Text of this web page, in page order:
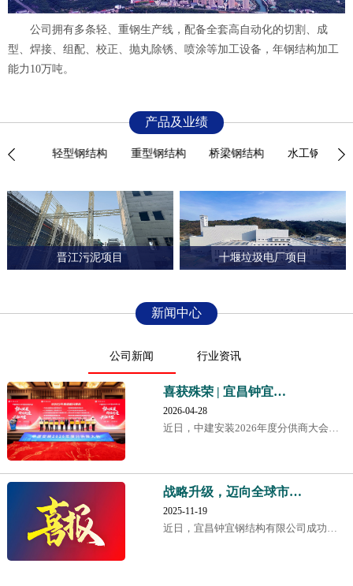
公司拥有多条轻、重钢生产线，配备全套高自动化的切割、成
型、焊接、组配、校正、抛丸除锈、喷涂等加工设备，年钢结构加工
能力10万吨。
产品及业绩
构 轻型钢结构 重型钢结构 桥梁钢结构 水工钢结构
晋江污泥项目 十堰垃圾电厂项目
新闻中心
公司新闻 行业资讯
喜获殊荣 | 宜昌钟宜…
2026-04-28
近日，中建安装2026年度分供商大会…
战略升级，迈向全球市…
2025-11-19
近日，宜昌钟宜钢结构有限公司成功…